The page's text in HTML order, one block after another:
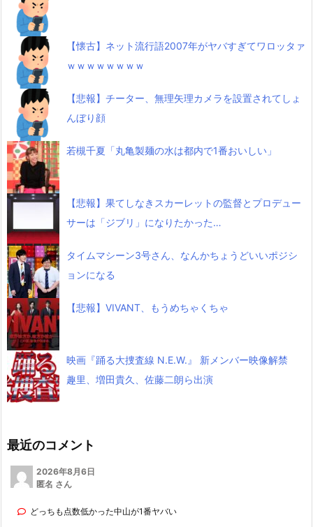
【懐古】ネット流行語2007年がヤバすぎてワロッタァ
ｗｗｗｗｗｗｗｗ
【悲報】チーター、無理矢理カメラを設置されてしょ
んぼり顔
若槻千夏「丸亀製麺の水は都内で1番おいしい」
【悲報】果てしなきスカーレットの監督とプロデュー
サーは「ジブリ」になりたかった…
タイムマシーン3号さん、なんかちょうどいいポジシ
ョンになる
【悲報】VIVANT、もうめちゃくちゃ
映画『踊る大捜査線 N.E.W.』 新メンバー映像解禁
趣里、増田貴久、佐藤二朗ら出演
最近のコメント
2026年8月6日
匿名 さん
どっちも点数低かった中山が1番ヤバい